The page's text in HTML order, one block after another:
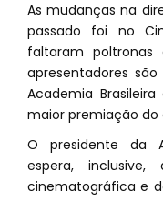
As mudanças na
passado foi no
faltaram
apresentadores
Academia
maior premiação do
O presidente da
espera,
cinematográfica e